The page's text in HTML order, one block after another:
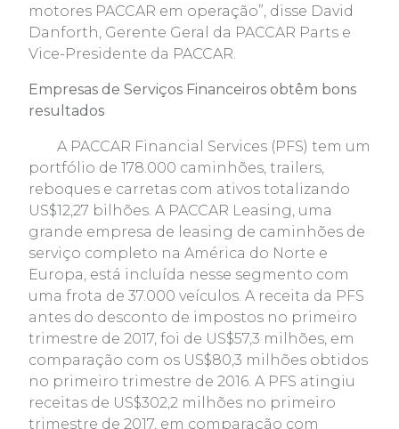
motores PACCAR em operação”, disse David
Danforth, Gerente Geral da PACCAR Parts e
Vice-Presidente da PACCAR.
Empresas de Serviços Financeiros obtêm bons
resultados
A PACCAR Financial Services (PFS) tem um
portfólio de 178.000 caminhões, trailers,
reboques e carretas com ativos totalizando
US$12,27 bilhões. A PACCAR Leasing, uma
grande empresa de leasing de caminhões de
serviço completo na América do Norte e
Europa, está incluída nesse segmento com
uma frota de 37.000 veículos. A receita da PFS
antes do desconto de impostos no primeiro
trimestre de 2017, foi de US$57,3 milhões, em
comparação com os US$80,3 milhões obtidos
no primeiro trimestre de 2016. A PFS atingiu
receitas de US$302,2 milhões no primeiro
trimestre de 2017, em comparação com